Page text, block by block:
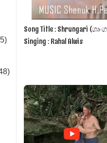
Lyrics - අවංකෙන් ගීතයේ පද පෙළ
Lyrics - පෑ සිනා ගීතයේ පද පෙළ
Song Lyrics - මනෝභව ගීතයේ පද පෙළ
Song Lyrics - ආකාහේ ඉඳලා ගීතයේ
Lyrics - රාවය ගීතයේ පද පෙළ
Song Lyrics - සද්දෙට දෙන්න ගීතයේ
Song Title : Shrungari
Singing : Rahal Alwis